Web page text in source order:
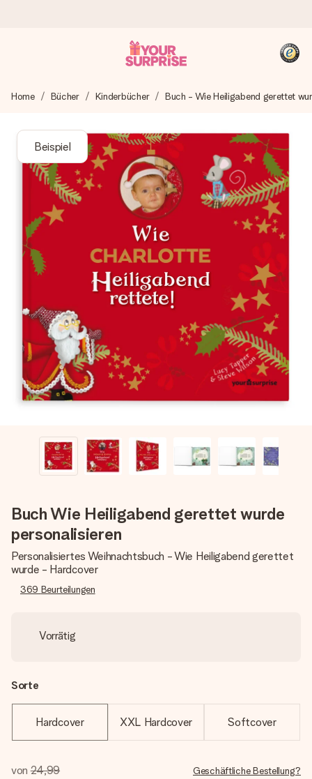
Wir bereiten dein Geschenk sorgfältig vor und schicken es
4,8 (basierend auf +15.000 Bewertungen)
Unsere Geschenke begeistern. Kunden bewerten uns mit
4,8 bei Google Reviews (Gesamtergebnis aller Länder, in
die wir versenden).
+49 39292 929695
Montag - Freitag : 8:30 - 17:00 Uhr
Samstag - Sonntag : 8:30 - 13:00 Uhr
Home Bücher Kinderbücher Buch - Wie Heiligabend gerettet
Beispiel
Buch Wie Heiligabend gerettet wurde
personalisieren
Personalisiertes Weihnachtsbuch - Wie Heiligabend gerettet
wurde - Hardcover
369 Beurteilungen
Vorrätig
Sorte
Hardcover XXL Hardcover Softcover
von 24,99 Geschäftliche Bestellung?